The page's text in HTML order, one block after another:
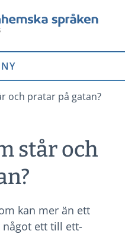
och pratar på gatan?
står och
kan mer än ett
ett till ett-